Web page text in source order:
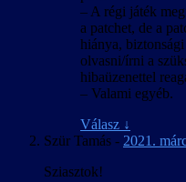
megjelenő és el sem hangzó
„népszerű magyar” átírásban
A magyarítás technikailag
betűkészletekben megvoltak
betűk, még ha nem is néztek
virtuális fájlrendszerének
adatfájl szövegként kezelhető
nek kellett írnia egy
dolog, mert a játék nem tölt
módosításával lehet bármin
– A régi játék
a patchet, de a
hiánya,
olvasni/írni a
hibaüzenettel
– Valami egyéb.
Válasz ↓
Szür Tamás - 2021.
Sziasztok!